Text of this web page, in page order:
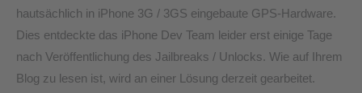
hautsächlich in iPhone 3G / 3GS eingebaute GPS-Hardware.
Dies entdeckte das iPhone Dev Team leider erst einige Tage
nach Veröffentlichung des Jailbreaks / Unlocks. Wie auf Ihrem
Blog zu lesen ist, wird an einer Lösung derzeit gearbeitet.